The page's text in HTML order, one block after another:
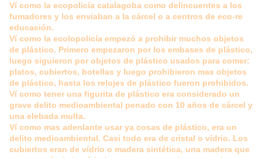
Ví como la ecopolicía catalagoba como delincuentes a los
fumadores y los enviaban a la cárcel o a centros de eco-re
educación.
Ví como la ecolopolicía empezó a prohibir muchos objetos
de plástico. Primero empezaron por los embases de plástico,
luego siguieron por objetos de plástico usados para comer:
platos, cubiertos, botellas y luego prohibieron mas objetos
de plástico, hasta los relojes de plástico fueron prohibidos.
Ví como tener una figurita de plástico era considerado un
grave delito medioambiental penado con 10 años de cárcel y
una elebada multa.
Ví como mas adenlante usar ya cosas de plástico, era un
delito medioambiental. Casi todo era de cristal o vídrio. Los
cubiertos eran de vídrio o madera sintética, una madera que